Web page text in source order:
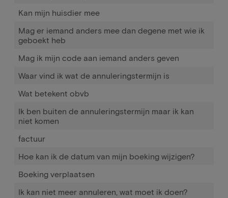
Kan mijn huisdier mee
Mag er iemand anders mee dan degene met wie ik
geboekt heb
Mag ik mijn code aan iemand anders geven
Waar vind ik wat de annuleringstermijn is
Wat betekent obvb
Ik ben buiten de annuleringstermijn maar ik kan
niet komen
factuur
Hoe kan ik de datum van mijn boeking wijzigen?
Boeking verplaatsen
Ik kan niet meer annuleren, wat moet ik doen?